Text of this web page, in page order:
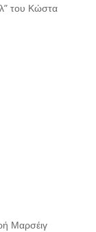
του Κώστα
Μαρσέιγ